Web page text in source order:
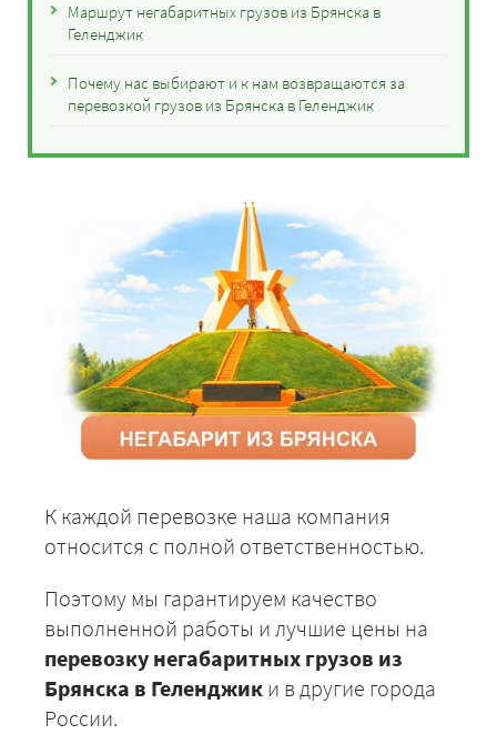
Маршрут негабаритных грузов из Брянска в
Геленджик
Почему нас выбирают и к нам возвращаются за
перевозкой грузов из Брянска в Геленджик
К каждой перевозке наша компания
относится с полной ответственностью.
Поэтому мы гарантируем качество
выполненной работы и лучшие цены на
перевозку негабаритных грузов из
Брянска в Геленджик и в другие города
России.